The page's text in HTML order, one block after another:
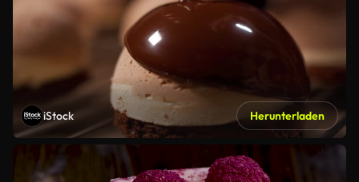
iStock Herunterladen